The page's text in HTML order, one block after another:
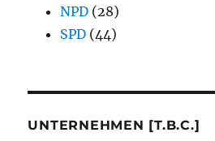
NPD (28)
SPD (44)
UNTERNEHMEN [T.B.C.]